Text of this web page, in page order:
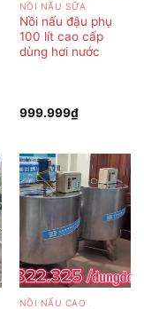
NỒI NẤU SỮA
Nồi nấu đậu phụ
100 lít cao cấp
dùng hơi nước
999.999₫
NỒI NẤU CAO